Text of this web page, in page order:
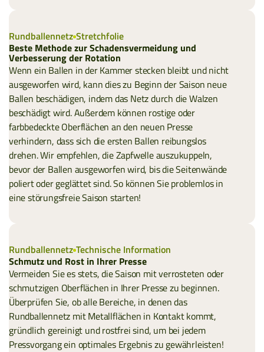
Rundballennetz Stretchfolie
Beste Methode zur Schadensvermeidung und
Verbesserung der Rotation
Wenn ein Ballen in der Kammer stecken bleibt und nicht
ausgeworfen wird, kann dies zu Beginn der Saison neue
Ballen beschädigen, indem das Netz durch die Walzen
beschädigt wird. Außerdem können rostige oder
farbbedeckte Oberflächen an den neuen Presse
verhindern, dass sich die ersten Ballen reibungslos
drehen. Wir empfehlen, die Zapfwelle auszukuppeln,
bevor der Ballen ausgeworfen wird, bis die Seitenwände
poliert oder geglättet sind. So können Sie problemlos in
eine störungsfreie Saison starten!
Rundballennetz Technische Information
Schmutz und Rost in Ihrer Presse
Vermeiden Sie es stets, die Saison mit verrosteten oder
schmutzigen Oberflächen in Ihrer Presse zu beginnen.
Überprüfen Sie, ob alle Bereiche, in denen das
Rundballennetz mit Metallflächen in Kontakt kommt,
gründlich gereinigt und rostfrei sind, um bei jedem
Pressvorgang ein optimales Ergebnis zu gewährleisten!